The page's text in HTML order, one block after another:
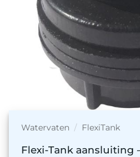
Watervaten / FlexiTank
Flexi-Tank aansluiting